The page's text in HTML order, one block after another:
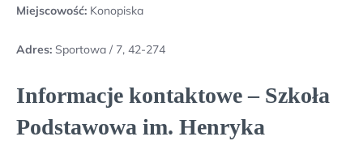
Miejscowość: Konopiska
Adres: Sportowa / 7, 42-274
Informacje kontaktowe – Szkoła
Podstawowa im. Henryka